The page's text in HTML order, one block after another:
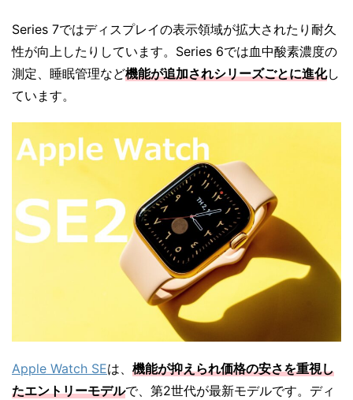
Series 7ではディスプレイの表示領域が拡大されたり耐久
性が向上したりしています。Series 6では血中酸素濃度の
測定、睡眠管理など機能が追加されシリーズごとに進化し
ています。
Apple Watch SEは、 機能が抑えられ価格の安さを重視し
たエントリーモデルで、第2世代が最新モデルです。ディ